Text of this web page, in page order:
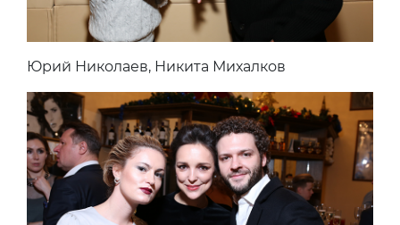
Юрий Николаев, Никита Михалков